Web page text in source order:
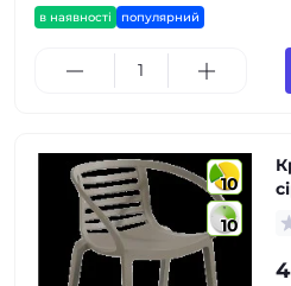
в наявності популярний
10
10